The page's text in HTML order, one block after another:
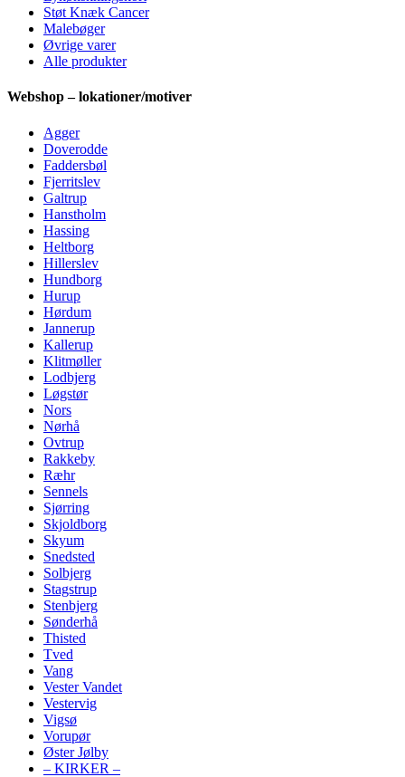
Støt Knæk Cancer
Malebøger
Øvrige varer
Alle produkter
Webshop – lokationer/motiver
Agger
Doverodde
Faddersbøl
Fjerritslev
Galtrup
Hanstholm
Hassing
Heltborg
Hillerslev
Hundborg
Hurup
Hørdum
Jannerup
Kallerup
Klitmøller
Lodbjerg
Løgstør
Nors
Nørhå
Ovtrup
Rakkeby
Ræhr
Sennels
Sjørring
Skjoldborg
Skyum
Snedsted
Solbjerg
Stagstrup
Stenbjerg
Sønderhå
Thisted
Tved
Vang
Vester Vandet
Vestervig
Vigsø
Vorupør
Øster Jølby
– KIRKER –